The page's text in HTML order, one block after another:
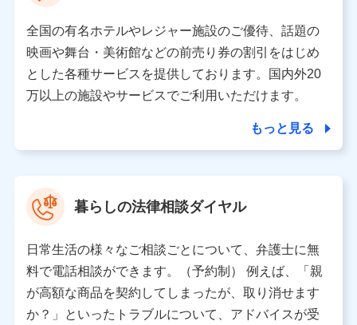
所・代表者名】
当該個人データを取り扱う各共同利用者（詳細は次のとお
り）
東京都千代田区永田町2丁目11番1号 山王パークタワー
株式会社NTTドコモ 代表取締役社長 前田 義晃
東京都中央区日本橋人形町2-14-10 アーバンネット日本橋
ビル 3F
※ 当社および株式会社NTTドコモは、お客さまの情報を利
データ憲章」に定める行動原則を順守します 。
※ パーソナルデータダッシュボードの「第三者提供の管
理」の設定状態にかかわらず、共同利用する場合がありま
全国の有名ホテルやレジャー施設のご優待、話題の
映画や舞台・美術館などの前売り券の割引をはじめ
とした各種サービスを提供しております。国内外20
万以上の施設やサービスでご利用いただけます。
もっと見る
暮らしの法律相談ダイヤル
日常生活の様々なご相談ごとについて、弁護士に無
料で電話相談ができます。（予約制） 例えば、「親
が高額な商品を契約してしまったが、取り消せます
か？」といったトラブルについて、アドバイスが受